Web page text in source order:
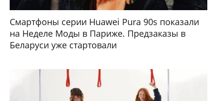
Смартфоны серии Huawei Pura 90s показали
на Неделе Моды в Париже. Предзаказы в
Беларуси уже стартовали